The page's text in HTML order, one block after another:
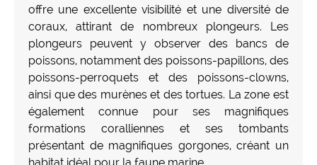
offre une excellente visibilité et une diversité de
coraux, attirant de nombreux plongeurs. Les
plongeurs peuvent y observer des bancs de
poissons, notamment des poissons-papillons, des
poissons-perroquets et des poissons-clowns,
ainsi que des murènes et des tortues. La zone est
également connue pour ses magnifiques
formations coralliennes et ses tombants
présentant de magnifiques gorgones, créant un
habitat idéal pour la faune marine.